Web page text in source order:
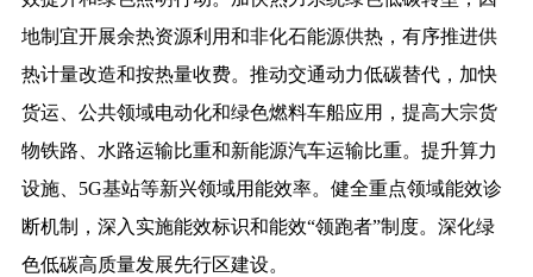
地制宜开展余热资源利用和非化石能源供热，有序推进供
热计量改造和按热量收费。推动交通动力低碳替代，加快
货运、公共领域电动化和绿色燃料车船应用，提高大宗货
物铁路、水路运输比重和新能源汽车运输比重。提升算力
设施、5G基站等新兴领域用能效率。健全重点领域能效诊
断机制，深入实施能效标识和能效“领跑者”制度。深化绿
色低碳高质量发展先行区建设。